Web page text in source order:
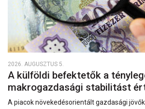
2026. AUGUSZTUS 5.
A külföldi befektetők a
makrogazdasági stabilitást
A piacok növekedésorientált gazdasági